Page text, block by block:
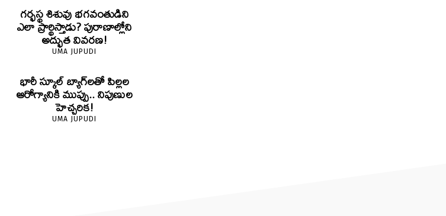
గర్భస్థ శిశువు భగవంతుడిని
ఎలా ప్రార్థిస్తాడు? పురాణాల్లోని
అద్భుత వివరణ!
UMA JUPUDI
భారీ స్కూల్ బ్యాగ్‌లతో పిల్లల
ఆరోగ్యానికి ముప్పు.. నిపుణుల
హెచ్చరిక!
UMA JUPUDI